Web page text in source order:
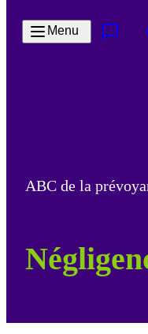
Menu
ABC de la